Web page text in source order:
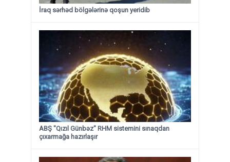
İraq sərhəd bölgələrinə qoşun yeridib
ABŞ "Qızıl Günbəz" RHM sistemini sınaqdan
çıxarmağa hazırlaşır